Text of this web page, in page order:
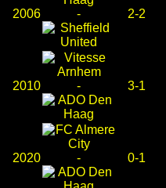
2006 - 2-2
2010 - 3-1
2020 - 0-1